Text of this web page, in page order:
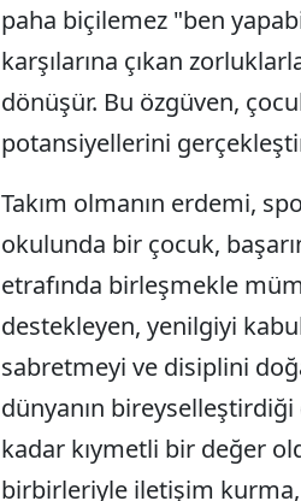
paha biçilemez "ben
karşılarına çıkan
dönüşür. Bu özgüven,
potansiyellerini
Takım olmanın erdemi,
okulunda bir çocuk,
etrafında birleşmekle
destekleyen, yenilgiyi
sabretmeyi ve disiplini
dünyanın bireyselleştirdiği
kadar kıymetli bir değer
birbirleriyle iletişim